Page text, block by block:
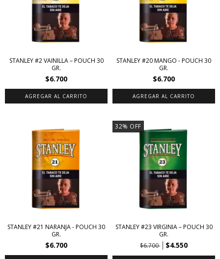
STANLEY #2 VAINILLA – POUCH 30
GR.
$6.700
STANLEY #20 MANGO - POUCH 30
GR.
$6.700
STANLEY #21 NARANJA - POUCH 30
GR.
$6.700
32% OFF
STANLEY #23 VIRGINIA – POUCH 30
GR.
$6.700
$4.550